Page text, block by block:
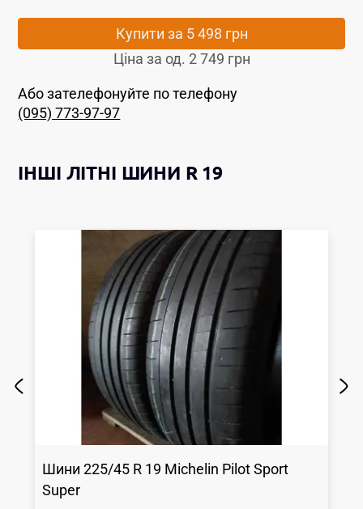
Купити за 5 498 грн
Ціна за од. 2 749 грн
Або зателефонуйте по телефону
(095) 773-97-97
ІНШІ ЛІТНІ ШИНИ R 19
Шини225/45 R 19 Michelin Pilot Sport
Super